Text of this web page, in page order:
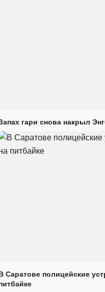
гари снова накрыл
Саратове полицейские